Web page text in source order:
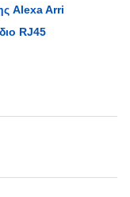
Alexa Arri
RJ45